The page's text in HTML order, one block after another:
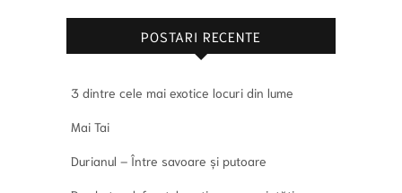
POSTARI RECENTE
3 dintre cele mai exotice locuri din lume
Mai Tai
Durianul – Între savoare și putoare